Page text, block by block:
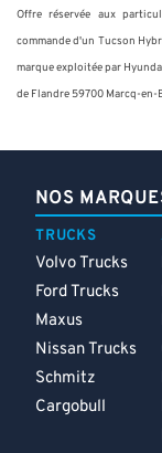
Offre réservée aux
commande d'un Tucson
marque exploitée par
de Flandre 59700 Marcq-en-
NOS
TRUCKS
Volvo Trucks
Ford Trucks
Maxus
Nissan Trucks
Schmitz
Cargobull